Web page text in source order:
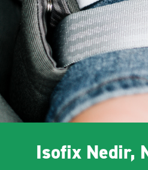
Isofix Nedir,